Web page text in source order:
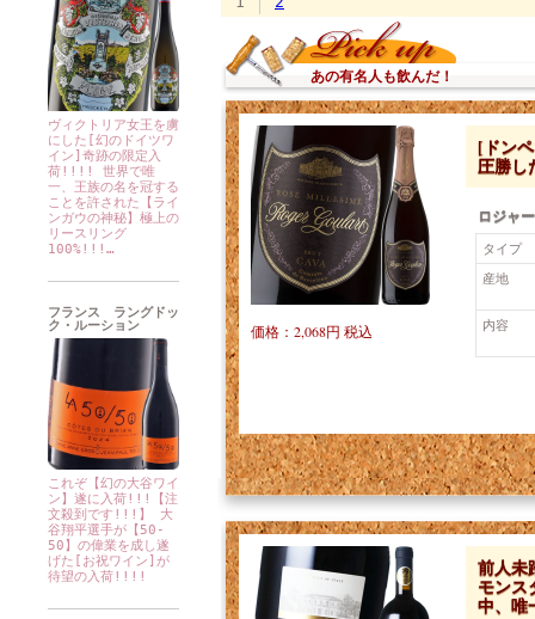
ヴィクトリア女王を虜
にした[幻のドイツワ
イン]奇跡の限定入
荷!!!! 世界で唯
一、王族の名を冠する
ことを許された【ライ
ンガウの神秘】極上の
リースリング
100%!!!…
フランス ラングドッ
ク・ルーション
これぞ【幻の大谷ワイ
ン】遂に入荷!!!【注
文殺到です!!!】 大
谷翔平選手が【50-
50】の偉業を成し遂
げた[お祝ワイン]が
待望の入荷!!!!
あの有名人も飲んだ！
[ドン
圧勝し
ロジャ
タイプ
産地
内容
価格：2,068円 税込
前人未
モンス
中、唯